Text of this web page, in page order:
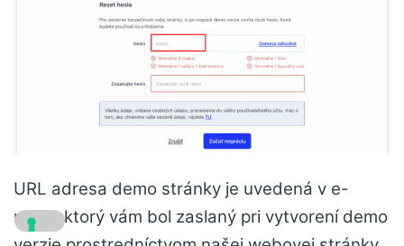
URL adresa demo stránky je uvedená v e-
maile, ktorý vám bol zaslaný pri vytvorení demo